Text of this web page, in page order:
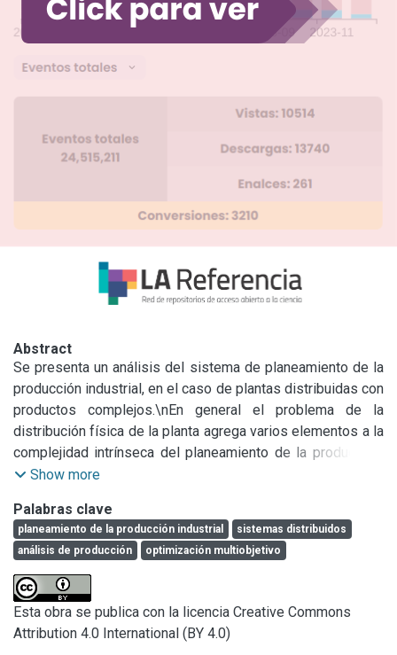
Abstract
Se presenta un análisis del sistema de planeamiento de la
producción industrial, en el caso de plantas distribuidas con
productos complejos.\nEn general el problema de la
distribución física de la planta agrega varios elementos a la
complejidad intrínseca del planeamiento de la producción,
fundamentalmente por el tema de los recursos físicamente
tiempos de movimiento de los diferentes stocks así como
la centralización/distribución del control de calidad.\nPor
otra parte se aborda el caso de los “productos complejos”,
entendiendo por tales aquéllos en los que el Análisis de
producción contiene no sólo materias primas, sino también
productos semielaborados (en 1 o más niveles) cuya
producción debe planificarse coherentemente con los
Show more
Palabras clave
planeamiento de la producción industrial
sistemas distribuidos
análisis de producción
optimización multiobjetivo
Esta obra se publica con la licencia Creative Commons
Attribution 4.0 International (BY 4.0)